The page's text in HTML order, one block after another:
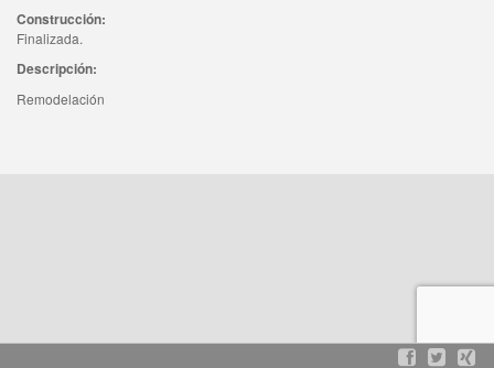
Construcción:
Finalizada.
Descripción:
Remodelación